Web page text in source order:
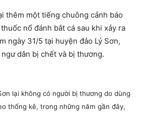
thêm một tiếng chuông cảnh báo
nổ đánh bắt cá sau khi xảy ra
ngày 31/5 tại huyện đảo Lý Sơn,
dân bị chết và bị thương.
lại không có người bị thương do dùng
thống kê, trong những năm gần đây,